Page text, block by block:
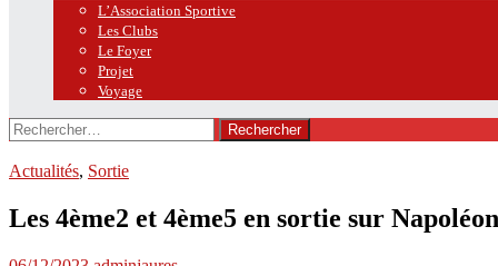
L’Association Sportive
Les Clubs
Le Foyer
Projet
Voyage
Rechercher :
Actualités, Sortie
Les 4ème2 et 4ème5 en sortie sur